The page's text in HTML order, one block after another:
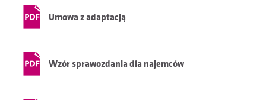
Umowa z adaptacją
Wzór sprawozdania dla najemców